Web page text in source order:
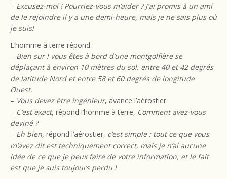
– Excusez-moi ! Pourriez-vous m’aider ? J’ai promis à un ami
de le rejoindre il y a une demi-heure, mais je ne sais plus où
je suis!
L’homme à terre répond :
– Bien sur ! vous êtes à bord d’une montgolfière se
déplaçant à environ 10 mètres du sol, entre 40 et 42 degrés
de latitude Nord et entre 58 et 60 degrés de longitude
Ouest.
– Vous devez être ingénieur, avance l’aérostier.
– C’est exact, répond l’homme à terre, Comment avez-vous
deviné ?
– Eh bien, répond l’aérostier, c’est simple : tout ce que vous
m’avez dit est techniquement correct, mais je n’ai aucune
idée de ce que je peux faire de votre information, et le fait
est que je suis toujours perdu !